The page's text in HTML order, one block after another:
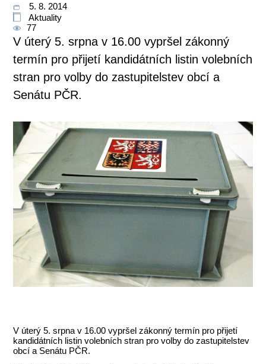
5. 8. 2014
Aktuality
77
V úterý 5. srpna v 16.00 vypršel zákonný
termín pro přijetí kandidátních listin volebních
stran pro volby do zastupitelstev obcí a
Senátu PČR.
V úterý 5. srpna v 16.00 vypršel zákonný termín pro přijetí
kandidátních listin volebních stran pro volby do zastupitelstev
obcí a Senátu PČR.